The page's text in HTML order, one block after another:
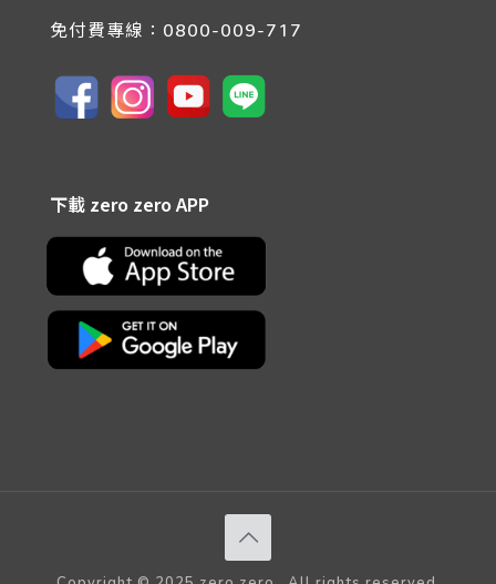
免付費專線： 0800-009-717
下載 zero zero APP